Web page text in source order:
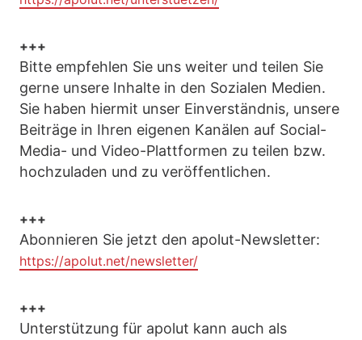
+++
Bitte empfehlen Sie uns weiter und teilen Sie
gerne unsere Inhalte in den Sozialen Medien.
Sie haben hiermit unser Einverständnis, unsere
Beiträge in Ihren eigenen Kanälen auf Social-
Media- und Video-Plattformen zu teilen bzw.
hochzuladen und zu veröffentlichen.
+++
Abonnieren Sie jetzt den apolut-Newsletter:
https://apolut.net/newsletter/
+++
Unterstützung für apolut kann auch als